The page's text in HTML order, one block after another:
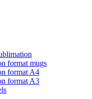
format mugs
format A4
format A3